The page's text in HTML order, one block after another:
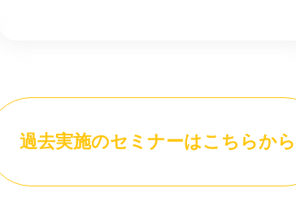
過去実施のセミナーはこちらから